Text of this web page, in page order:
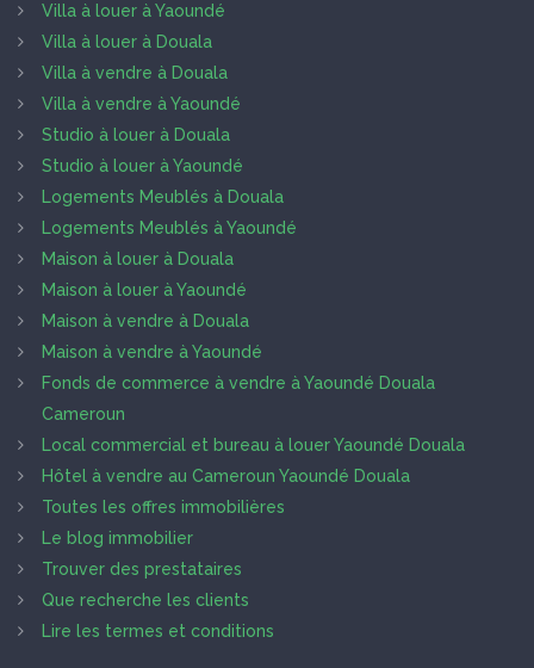
Villa à louer à Yaoundé
Villa à louer à Douala
Villa à vendre à Douala
Villa à vendre à Yaoundé
Studio à louer à Douala
Studio à louer à Yaoundé
Logements Meublés à Douala
Logements Meublés à Yaoundé
Maison à louer à Douala
Maison à louer à Yaoundé
Maison à vendre à Douala
Maison à vendre à Yaoundé
Fonds de commerce à vendre à Yaoundé Douala
Cameroun
Local commercial et bureau à louer Yaoundé Douala
Hôtel à vendre au Cameroun Yaoundé Douala
Toutes les offres immobilières
Le blog immobilier
Trouver des prestataires
Que recherche les clients
Lire les termes et conditions